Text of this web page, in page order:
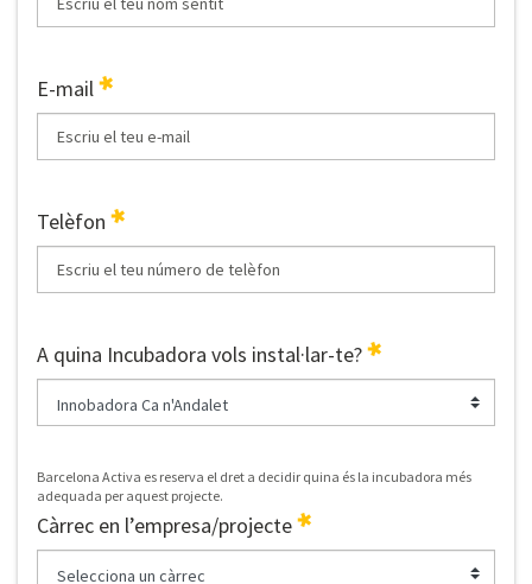
E-mail
Telèfon
A quina Incubadora vols instal·lar-te?
Barcelona Activa es reserva el dret a decidir quina és la incubadora més
adequada per aquest projecte.
Càrrec en l’empresa/projecte